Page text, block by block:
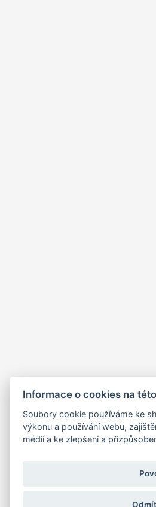
Informace o cookies na
Soubory cookie používáme ke
výkonu a používání webu,
médií a ke zlepšení a